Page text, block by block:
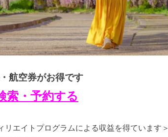
航空券がお得です
・予約する
リエイトプログラムによる収益を得ています＞